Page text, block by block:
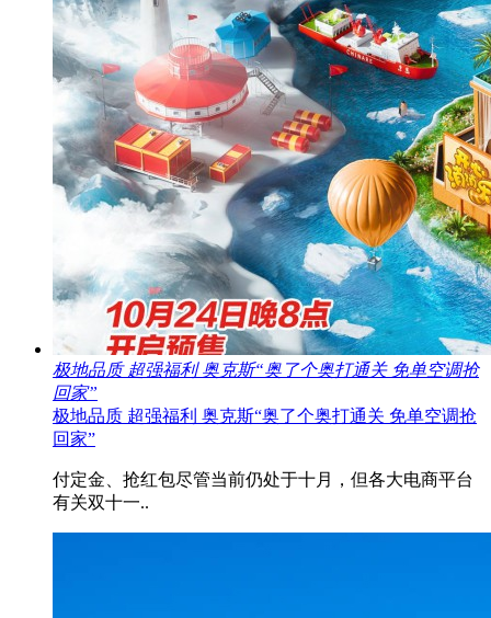
极地品质 超强福利 奥克斯“奥了个奥打通关 免单空调抢
回家”
极地品质 超强福利 奥克斯“奥了个奥打通关 免单空调抢
回家”
付定金、抢红包尽管当前仍处于十月，但各大电商平台
有关双十一..